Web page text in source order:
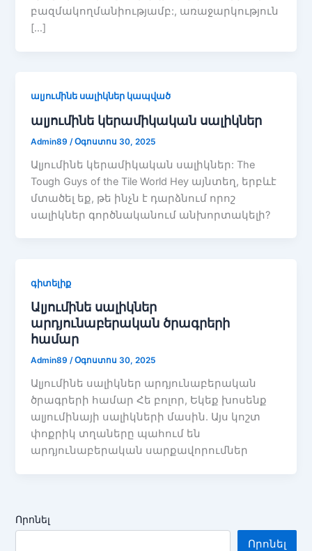
բազմակողմանիությամբ:, առաջարկություն
[…]
ալյումինե սալիկներ կապված
ալյումինե կերամիկական սալիկներ
Admin89 /Օգոստոս 30, 2025
Ալյումինե կերամիկական սալիկներ: The
Tough Guys of the Tile World Hey այնտեղ, երբևէ
մտածել եք, թե ինչն է դարձնում որոշ
սալիկներ գործնականում անխորտակելի?
գիտելիք
Ալյումինե սալիկներ
արդյունաբերական ծրագրերի
համար
Admin89/Օգոստոս 30, 2025
Ալյումինե սալիկներ արդյունաբերական
ծրագրերի համար Հե բոլոր, Եկեք խոսենք
ալյումինայի սալիկների մասին. Այս կոշտ
փոքրիկ տղաները պահում են
արդյունաբերական սարքավորումներ
Որոնել
Որոնել